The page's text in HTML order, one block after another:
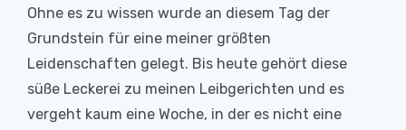
Ohne es zu wissen wurde an diesem Tag der
Grundstein für eine meiner größten
Leidenschaften gelegt. Bis heute gehört diese
süße Leckerei zu meinen Leibgerichten und es
vergeht kaum eine Woche, in der es nicht eine